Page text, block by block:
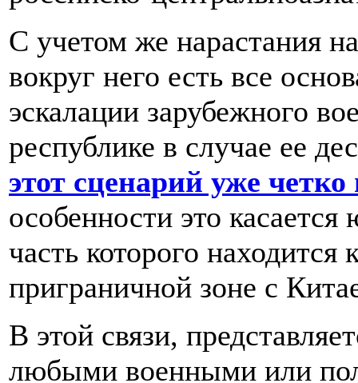
С учетом же нарастания
вокруг него есть все
эскалации зарубежного
республике в случае ее
этот сценарий уже
особенности это
часть которого
приграничной зоне с
В этой связи,
любыми военными или